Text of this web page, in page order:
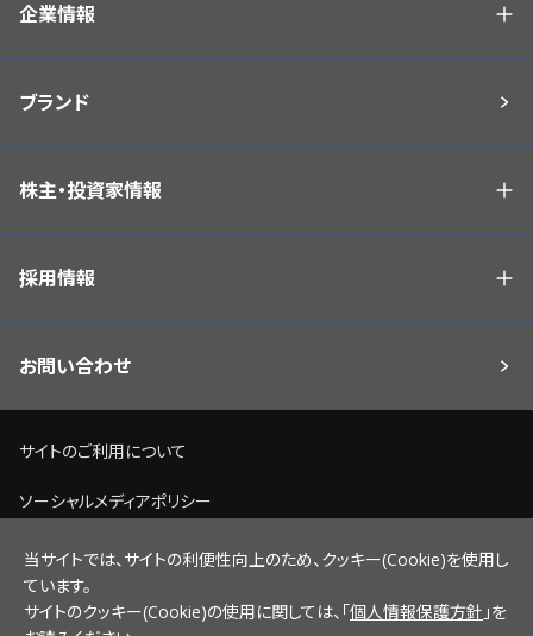
企業情報
ブランド
株主・投資家情報
採用情報
お問い合わせ
サイトのご利用について
ソーシャルメディアポリシー
個人情報保護方針
脆弱性情報開示ポリシー
当サイトでは、サイトの利便性向上のため、クッキー(Cookie)を使用し
ています。
サイトのクッキー(Cookie)の使用に関しては、「個人情報保護方針 」を